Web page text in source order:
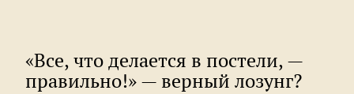
«Все, что делается в постели, —
правильно!» — верный лозунг?